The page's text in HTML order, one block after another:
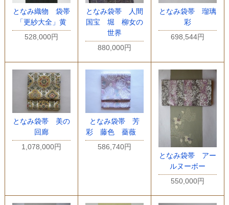
となみ織物 袋帯
「更紗大全」黄
528,000円
となみ袋帯 人間
国宝 堀 柳女の
世界
880,000円
となみ袋帯 瑠璃
彩
698,544円
となみ袋帯 美の
回廊
1,078,000円
となみ袋帯 芳
彩 藤色 薔薇
586,740円
となみ袋帯 アー
ルヌーボー
550,000円